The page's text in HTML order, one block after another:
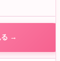
る →